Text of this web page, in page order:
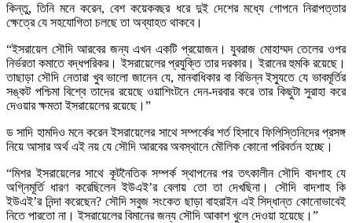
কিন্তু, তিনি মনে করেন, বেশ কয়েকবছর ধরে দুই দেশের মধ্যে গোপনে নিরাপত্তার
ক্ষেত্রে যে সহযোগিতা চলছে তা অব্যাহত থাকবে।
“ইসরায়েল সৌদি আরবের জন্য এখন একটি প্রয়োজন। যুবরাজ মোহাম্মদ তেলের ওপর
নির্ভরতা কমাতে বদ্ধপরিকর। ইসরায়েলের প্রযুক্তি তার দরকার। ইরানের হুমকি রয়েছে।
তাছাড়া সৌদি নেতারা খুব ভালো জানেন যে, মানবাধিকার বা বিভিন্ন ইস্যুতে যে ভাবমূর্তির
সঙ্কট পশ্চিমা বিশ্বে তাদের রয়েছে ওয়াশিংটনে দেন-দরবার করে তার কিছুটা সুরাহা করে
দেওয়ার ক্ষমতা ইসরায়েলের রয়েছে।”
ড সাদি হামদিও মনে করেন ইসরায়েলের সাথে সম্পর্কের শর্ত হিসাবে ফিলিস্তিনিদের প্রসঙ্গ
নিয়ে আসার অর্থ এই নয় যে সৌদি আরবের অবস্থানে মৌলিক কোনো পরিবর্তন হচ্ছে।
“মিশর ইসরায়েলের সাথে কূটনৈতিক সম্পর্ক স্থাপনের পর তৎকালীন সৌদি বাদশাহ যে
অগ্নিমূর্তি ধারণ করেছিলেন ইউএই’র বেলায় তো তা দেখছিনা। সৌদি বাদশাহ কি
ইউএই’র নিন্দা করেছেন? সৌদি সবুজ সংকেত ছাড়া বাহরাইন এই সিদ্ধান্ত কোনোভাবেই
নিতে পারতো না। ইসরায়েলের বিমানের জন্য সৌদি আকাশ খুলে দেওয়া হয়েছে।”